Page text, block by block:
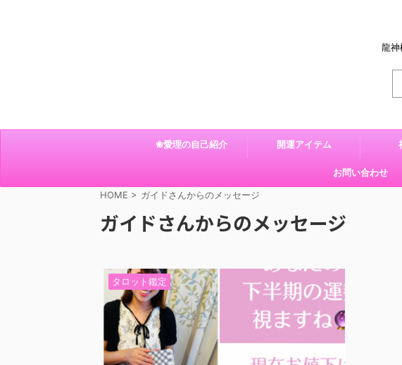
龍神
❀愛理の自己紹介 開運アイテム
お問い合わせ
HOME > ガイドさんからのメッセージ
ガイドさんからのメッセージ
タロット鑑定